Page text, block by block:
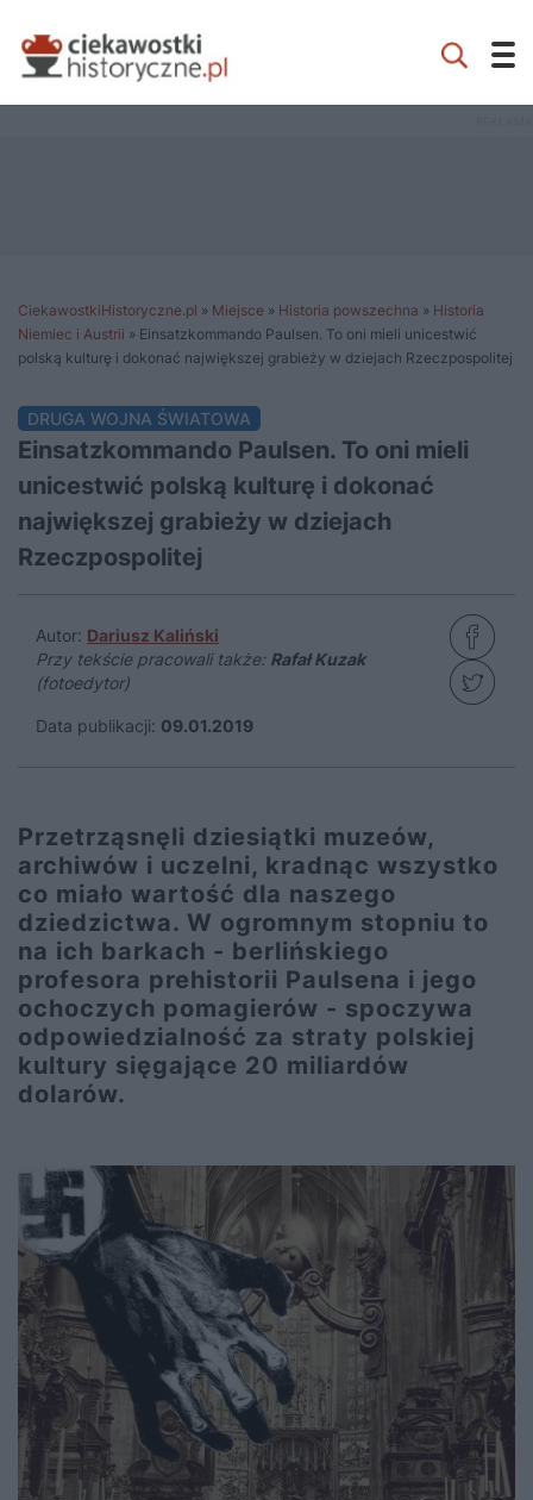
CiekawostkiHistoryczne.pl » Miejsce » Historia powszechna » Historia
Niemiec i Austrii » Einsatzkommando Paulsen. To oni mieli unicestwić
polską kulturę i dokonać największej grabieży w dziejach Rzeczpospolitej
DRUGA WOJNA ŚWIATOWA
Einsatzkommando Paulsen. To oni mieli
unicestwić polską kulturę i dokonać
największej grabieży w dziejach
Rzeczpospolitej
Autor: Dariusz Kaliński
Przy tekście pracowali także: Rafał Kuzak
(fotoedytor)
Data publikacji: 09.01.2019
Przetrząsnęli dziesiątki muzeów,
archiwów i uczelni, kradnąc wszystko
co miało wartość dla naszego
dziedzictwa. W ogromnym stopniu to
na ich barkach - berlińskiego
profesora prehistorii Paulsena i jego
ochoczych pomagierów - spoczywa
odpowiedzialność za straty polskiej
kultury sięgające 20 miliardów
dolarów.